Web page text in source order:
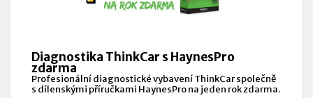
Diagnostika ThinkCar s HaynesPro
zdarma
Profesionální diagnostické vybavení ThinkCar společně
s dílenskými příručkami HaynesPro na jeden rok zdarma.